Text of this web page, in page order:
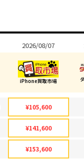
2026/08/07
iPhone買取市場
¥105,600
¥141,600
¥153,600